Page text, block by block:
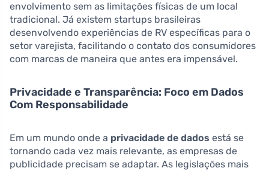
envolvimento sem as limitações físicas de um local
tradicional. Já existem startups brasileiras
desenvolvendo experiências de RV específicas para o
setor varejista, facilitando o contato dos consumidores
com marcas de maneira que antes era impensável.
Privacidade e Transparência: Foco em Dados
Com Responsabilidade
Em um mundo onde a privacidade de dados está se
tornando cada vez mais relevante, as empresas de
publicidade precisam se adaptar. As legislações mais